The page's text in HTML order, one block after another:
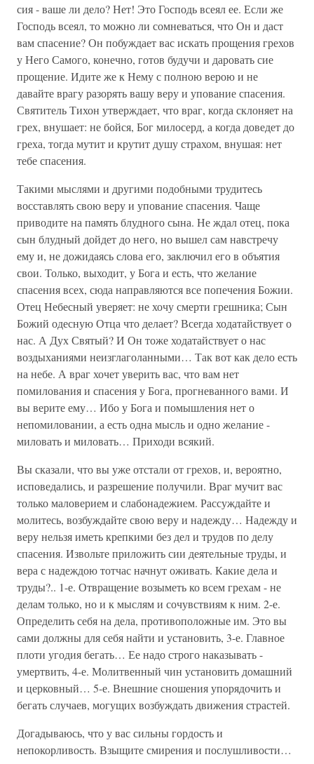
сия - ваше ли дело? Нет! Это Господь всеял ее. Если же
Господь всеял, то можно ли сомневаться, что Он и даст
вам спасение? Он побуждает вас искать прощения грехов
у Него Самого, конечно, готов будучи и даровать сие
прощение. Идите же к Нему с полною верою и не
давайте врагу разорять вашу веру и упование спасения.
Святитель Тихон утверждает, что враг, когда склоняет на
грех, внушает: не бойся, Бог милосерд, а когда доведет до
греха, тогда мутит и крутит душу страхом, внушая: нет
тебе спасения.
Такими мыслями и другими подобными трудитесь
восставлять свою веру и упование спасения. Чаще
приводите на память блудного сына. Не ждал отец, пока
сын блудный дойдет до него, но вышел сам навстречу
ему и, не дожидаясь слова его, заключил его в объятия
свои. Только, выходит, у Бога и есть, что желание
спасения всех, сюда направляются все попечения Божии.
Отец Небесный уверяет: не хочу смерти грешника; Сын
Божий одесную Отца что делает? Всегда ходатайствует о
нас. А Дух Святый? И Он тоже ходатайствует о нас
воздыханиями неизглаголанными… Так вот как дело есть
на небе. А враг хочет уверить вас, что вам нет
помилования и спасения у Бога, прогневанного вами. И
вы верите ему… Ибо у Бога и помышления нет о
непомиловании, а есть одна мысль и одно желание -
миловать и миловать… Приходи всякий.
Вы сказали, что вы уже отстали от грехов, и, вероятно,
исповедались, и разрешение получили. Враг мучит вас
только маловерием и слабонадежием. Рассуждайте и
молитесь, возбуждайте свою веру и надежду… Надежду и
веру нельзя иметь крепкими без дел и трудов по делу
спасения. Извольте приложить сии деятельные труды, и
вера с надеждою тотчас начнут оживать. Какие дела и
труды?.. 1-е. Отвращение возыметь ко всем грехам - не
делам только, но и к мыслям и сочувствиям к ним. 2-е.
Определить себя на дела, противоположные им. Это вы
сами должны для себя найти и установить, 3-е. Главное
плоти угодия бегать… Ее надо строго наказывать -
умертвить, 4-е. Молитвенный чин установить домашний
и церковный… 5-е. Внешние сношения упорядочить и
бегать случаев, могущих возбуждать движения страстей.
Догадываюсь, что у вас сильны гордость и
непокорливость. Взыщите смирения и послушливости…